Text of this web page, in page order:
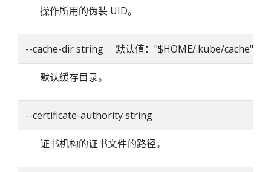
操作所用的伪装 UID。
--cache-dir string 默认值："$HOME/.kube/cache"
默认缓存目录。
--certificate-authority string
证书机构的证书文件的路径。